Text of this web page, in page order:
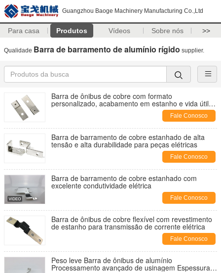
Guangzhou Baoge Machinery Manufacturing Co.,Ltd
Para casa Produtos Vídeos Sobre nós >>
Qualidade Barra de barramento de alumínio rígido supplier.
Barra de ônibus de cobre com formato
personalizado, acabamento em estanho e vida útil
Fale Conosco
Barra de barramento de cobre estanhado de alta
tensão e alta durabilidade para peças elétricas
Fale Conosco
Barra de barramento de cobre estanhado com
excelente condutividade elétrica
Fale Conosco
Barra de ônibus de cobre flexível com revestimento
de estanho para transmissão de corrente elétrica
Fale Conosco
Peso leve Barra de ônibus de alumínio
Processamento avançado de usinagem Espessura